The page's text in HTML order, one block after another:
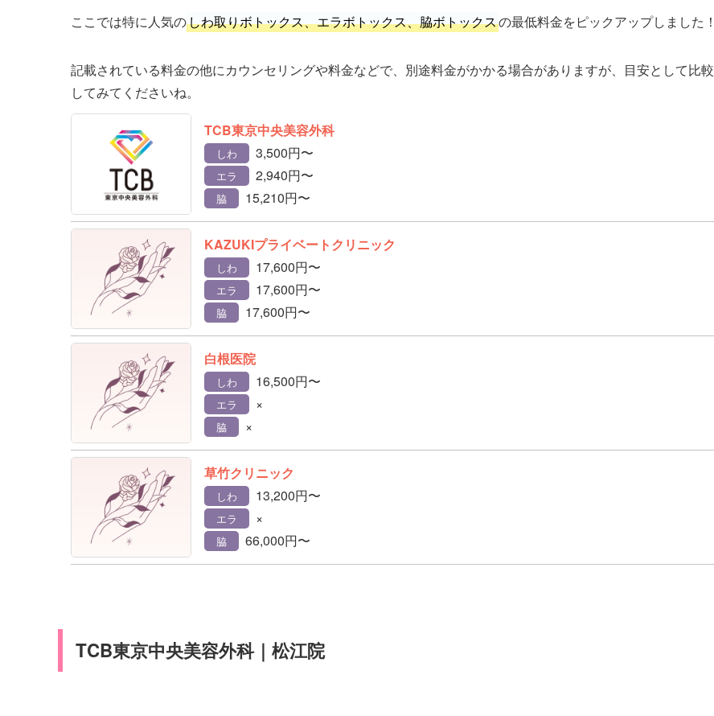
ここでは特に人気のしわ取りボトックス、エラボトックス、脇ボトックスの最低料金をピックアップしました！
記載されている料金の他にカウンセリングや料金などで、別途料金がかかる場合がありますが、目安として比較
してみてくださいね。
TCB東京中央美容外科
しわ 3,500円〜
エラ 2,940円〜
脇 15,210円〜
KAZUKIプライベートクリニック
しわ 17,600円〜
エラ 17,600円〜
脇 17,600円〜
白根医院
しわ 16,500円〜
エラ ×
脇 ×
草竹クリニック
しわ 13,200円〜
エラ ×
脇 66,000円〜
TCB東京中央美容外科｜松江院